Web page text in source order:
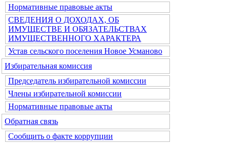
Нормативные правовые акты
СВЕДЕНИЯ О ДОХОДАХ, ОБ
ИМУЩЕСТВЕ И ОБЯЗАТЕЛЬСТВАХ
ИМУЩЕСТВЕННОГО ХАРАКТЕРА
Устав сельского поселения Новое Усманово
Избирательная комиссия
Председатель избирательной комиссии
Члены избирательной комиссии
Нормативные правовые акты
Обратная связь
Сообщить о факте коррупции